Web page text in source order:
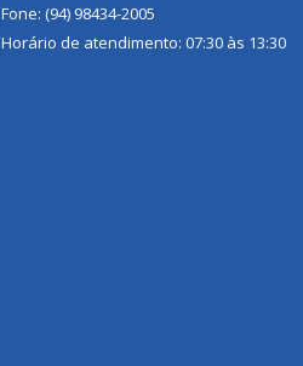
Fone: (94) 98434-2005
Horário de atendimento: 07:30 às 13:30